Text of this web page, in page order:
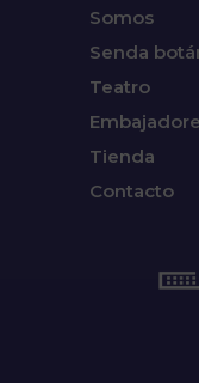
Somos
Senda
Teatro
Tienda
Contacto